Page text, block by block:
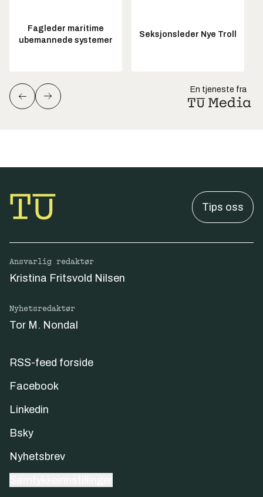
Fagleder maritime
ubemannede systemer
Seksjonsleder Nye Troll
En tjeneste fra
Tips oss
Ansvarlig redaktør
Kristina Fritsvold Nilsen
Nyhetsredaktør
Tor M. Nondal
RSS-feed forside
Facebook
Linkedin
Bsky
Nyhetsbrev